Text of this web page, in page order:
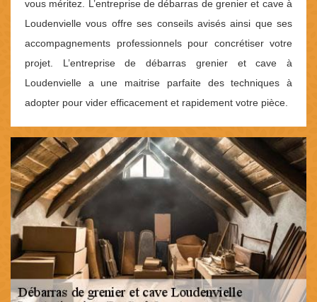
vous méritez. L’entreprise de débarras de grenier et cave à
Loudenvielle vous offre ses conseils avisés ainsi que ses
accompagnements professionnels pour concrétiser votre
projet. L’entreprise de débarras grenier et cave à
Loudenvielle a une maitrise parfaite des techniques à
adopter pour vider efficacement et rapidement votre pièce.